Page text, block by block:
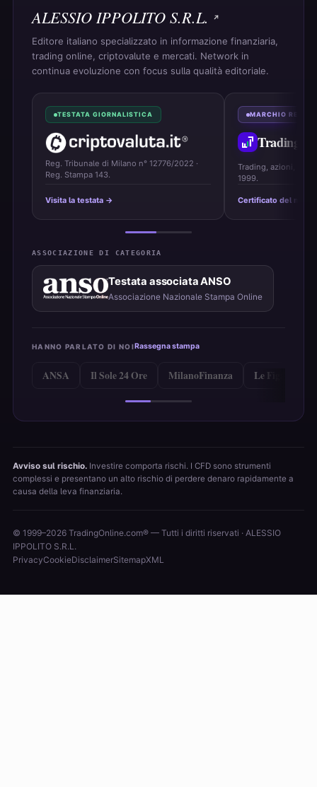
ALESSIO IPPOLITO S.R.L.
Editore italiano specializzato in informazione finanziaria,
trading online, criptovalute e mercati. Network in
continua evoluzione con focus sulla qualità editoriale.
TESTATA GIORNALISTICA
Reg. Tribunale di Milano n° 12776/2022 ·
Reg. Stampa 143.
Visita la testata →
MARCHIO
Trading
Trading, azioni, ETF
1999.
Certificato del
ASSOCIAZIONE DI CATEGORIA
Testata associata ANSO
Associazione Nazionale Stampa Online
HANNO PARLATO DI NOIRassegna stampa
ANSA Il Sole 24 Ore MilanoFinanza Le Figaro
Avviso sul rischio. Investire comporta rischi. I CFD sono strumenti
complessi e presentano un alto rischio di perdere denaro rapidamente a
causa della leva finanziaria.
© 1999–2026 TradingOnline.com® — Tutti i diritti riservati · ALESSIO
IPPOLITO S.R.L.
PrivacyCookieDisclaimerSitemapXML